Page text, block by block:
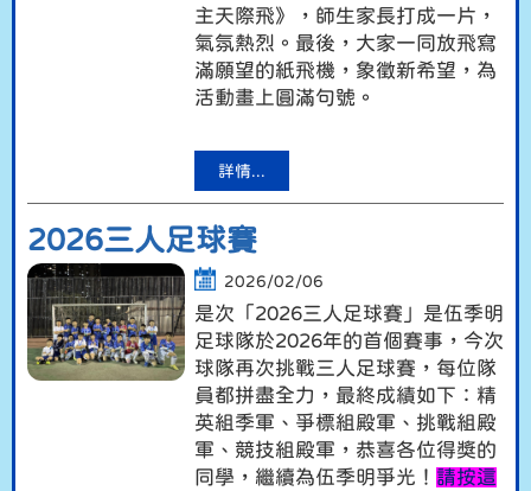
主天際飛》，師生家長打成一片，
氣氛熱烈。最後，大家一同放飛寫
滿願望的紙飛機，象徵新希望，為
活動畫上圓滿句號。
詳情...
2026三人足球賽
2026/02/06
是次「2026三人足球賽」是伍季明
足球隊於2026年的首個賽事，今次
球隊再次挑戰三人足球賽，每位隊
員都拼盡全力，最終成績如下：精
英組季軍、爭標組殿軍、挑戰組殿
軍、競技組殿軍，恭喜各位得獎的
同學，繼續為伍季明爭光！ 請按這